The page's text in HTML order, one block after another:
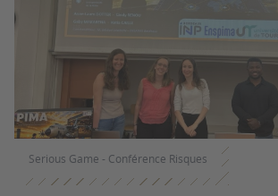
Serious Game - Conférence Risques